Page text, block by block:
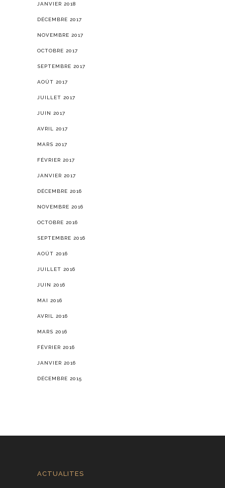
JANVIER 2018
DÉCEMBRE 2017
NOVEMBRE 2017
OCTOBRE 2017
SEPTEMBRE 2017
AOÛT 2017
JUILLET 2017
JUIN 2017
AVRIL 2017
MARS 2017
FÉVRIER 2017
JANVIER 2017
DÉCEMBRE 2016
NOVEMBRE 2016
OCTOBRE 2016
SEPTEMBRE 2016
AOÛT 2016
JUILLET 2016
JUIN 2016
MAI 2016
AVRIL 2016
MARS 2016
FÉVRIER 2016
JANVIER 2016
DÉCEMBRE 2015
ACTUALITES